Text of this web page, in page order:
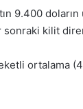
9.400
kilit
ortalama